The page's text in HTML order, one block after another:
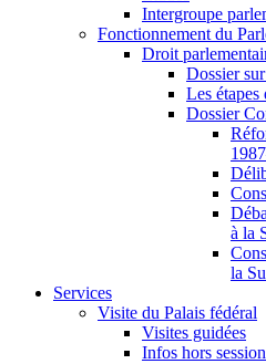
Intergroupe
Fonctionnement du
Droit
Dossier
Les
Dossier
à la
la
Services
Visite du Palais fédéral
Visites guidées
Infos hors